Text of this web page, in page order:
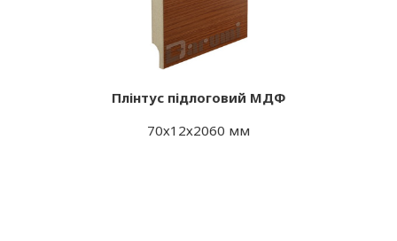
Плінтус підлоговий МДФ
70х12х2060 мм